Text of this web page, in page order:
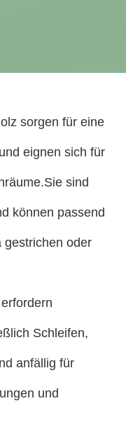
sorgen für eine
eignen sich für
sind
können passend
gestrichen oder
Schleifen,
anfällig für
und